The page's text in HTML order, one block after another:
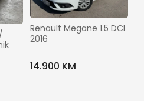
Renault Megane 1.5 DCI
2016
14.900 KM